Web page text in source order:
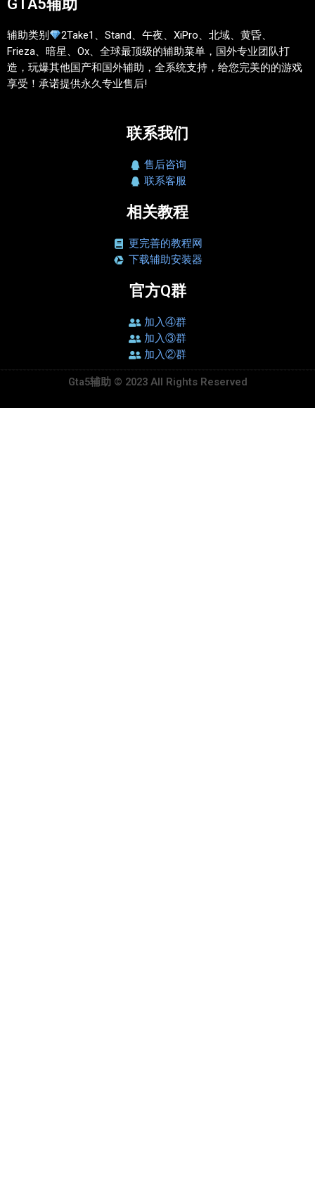
GTA5辅助
辅助类别
2Take1、Stand、午夜、XiPro、北域、黄昏、
Frieza、暗星、Ox、全球最顶级的辅助菜单，国外专业团队打
造，玩爆其他国产和国外辅助，全系统支持，给您完美的的游戏
享受！承诺提供永久专业售后!
联系我们
售后咨询
联系客服
相关教程
更完善的教程网
下载辅助安装器
官方Q群
加入④群
加入③群
加入②群
Gta5辅助 © 2023 All Rights Reserved